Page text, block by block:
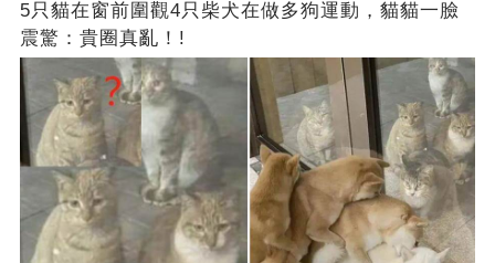
5只貓在窗前圍觀4只柴犬在做多狗運動，貓貓一臉
震驚：貴圈真亂！!